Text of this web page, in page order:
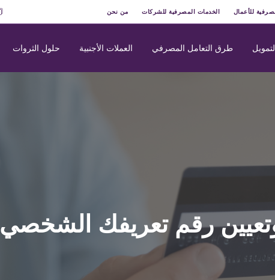
للأعمال الخدمات المصرفية للشركات من نحن
طرق التعامل المصرفي العملات الأجنبية حلول الثروات
رقم تعريفك الشخصي